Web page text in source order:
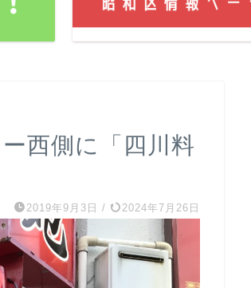
西側に「四川料
2019年9月3日 / 2024年7月26日